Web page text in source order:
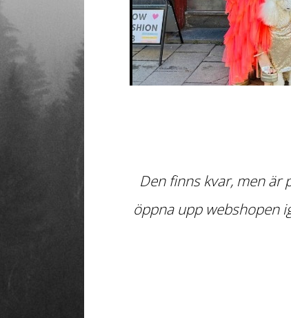
Den finns kvar, men är
öppna upp webshopen